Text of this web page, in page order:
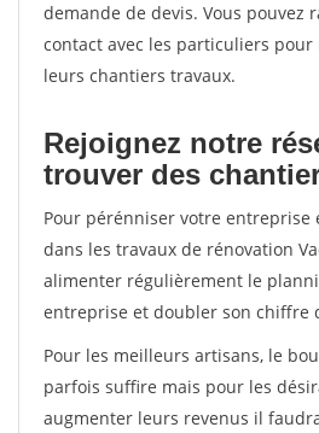
demande de devis. Vous pouvez
contact avec les particuliers
leurs chantiers travaux.
Rejoignez notre
trouver des
Pour pérénniser votre entreprise
dans les travaux de rénovation
alimenter régulièrement le
entreprise et doubler son chiffre
Pour les meilleurs artisans, le
parfois suffire mais pour les
augmenter leurs revenus il